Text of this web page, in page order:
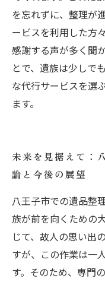
を忘れずに、整理が
ービスを利用した方
感謝する声が多く聞
とで、遺族は少しで
な代行サービスを選
ます。
未来を見据えて：
論と今後の展望
八王子市での遺品整
族が前を向くための
じて、故人の思い出
すが、この作業は一
す。そのため、専門